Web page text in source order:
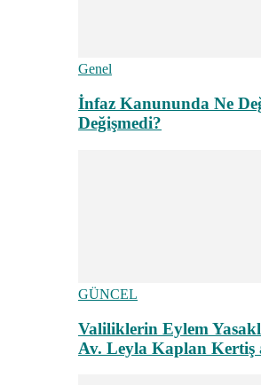
Genel
İnfaz Kanununda Ne
Değişmedi?
GÜNCEL
Valiliklerin Eylem
Av. Leyla Kaplan Kertiş